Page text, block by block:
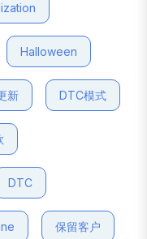
Halloween
新 DTC模式
DTC
保留客户